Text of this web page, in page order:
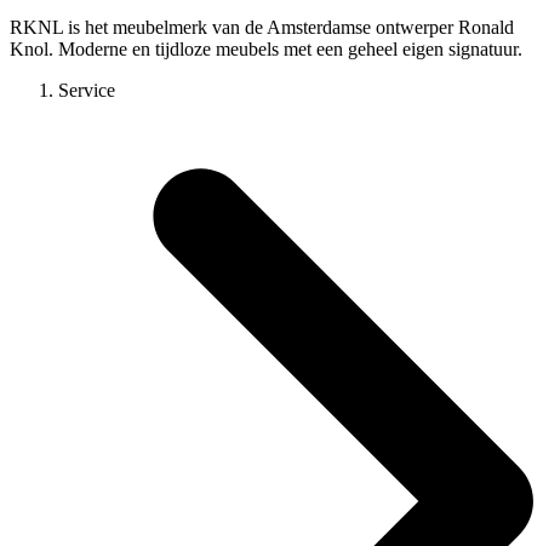
RKNL is het meubelmerk van de Amsterdamse ontwerper Ronald
Knol. Moderne en tijdloze meubels met een geheel eigen signatuur.
Service